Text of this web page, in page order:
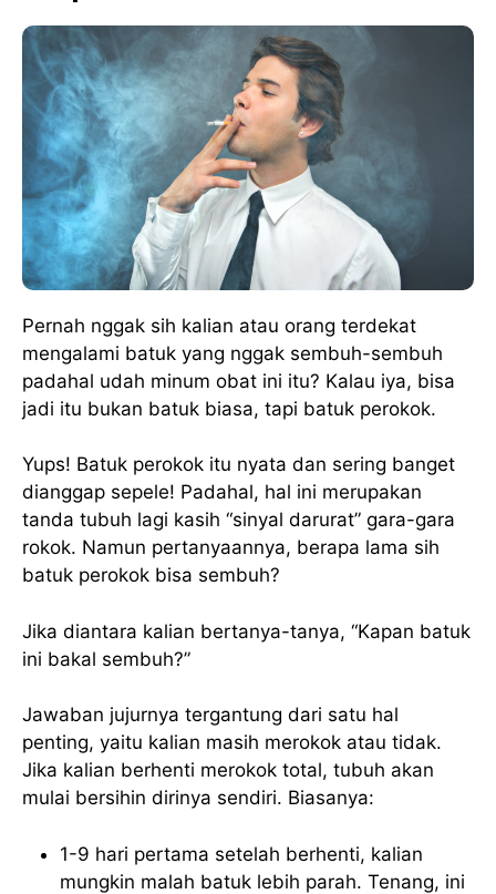
Pernah nggak sih kalian atau orang terdekat
mengalami batuk yang nggak sembuh-sembuh
padahal udah minum obat ini itu? Kalau iya, bisa
jadi itu bukan batuk biasa, tapi batuk perokok.
Yups! Batuk perokok itu nyata dan sering banget
dianggap sepele! Padahal, hal ini merupakan
tanda tubuh lagi kasih “sinyal darurat” gara-gara
rokok. Namun pertanyaannya, berapa lama sih
batuk perokok bisa sembuh?
Jika diantara kalian bertanya-tanya, “Kapan batuk
ini bakal sembuh?”
Jawaban jujurnya tergantung dari satu hal
penting, yaitu kalian masih merokok atau tidak.
Jika kalian berhenti merokok total, tubuh akan
mulai bersihin dirinya sendiri. Biasanya:
1-9 hari pertama setelah berhenti, kalian
mungkin malah batuk lebih parah. Tenang, ini